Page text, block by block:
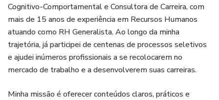
Profissionais em busca de recolocação no mercado de
trabalho
Pessoas que querem mudar de carreira
Quem deseja planejar seu crescimento profissional de
Cognitivo-Comportamental e Consultora de Carreira, com
mais de 15 anos de experiência em Recursos Humanos
atuando como RH Generalista. Ao longo da minha
trajetória, já participei de centenas de processos seletivos
e ajudei inúmeros profissionais a se recolocarem no
mercado de trabalho e a desenvolverem suas carreiras.
Minha missão é oferecer conteúdos claros, práticos e